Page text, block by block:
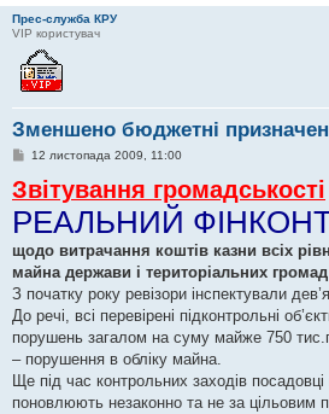
Прес-служба КРУ
VIP користувач
Зменшено бюджетні
П
в
і
д
о
л
е
н
я
12 листопада 2009, 11:00
Звітування громадськості
РЕАЛЬНИЙ
щодо витрачання коштів казни всіх
майна держави і територіальних громад
З початку року ревізори інспектували
До речі, всі перевірені підконтрольні
порушень загалом на суму майже 750
– порушення в обліку майна.
Ще під час контрольних заходів
поновлюють незаконно та не за цільовим